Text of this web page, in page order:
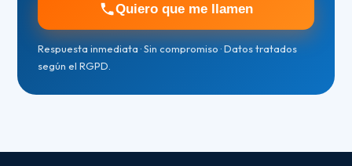
Quiero que me llamen
Respuesta inmediata · Sin compromiso · Datos tratados
según el RGPD.